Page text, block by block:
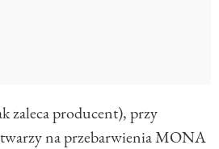
zaleca producent), przy
na przebarwienia MONA